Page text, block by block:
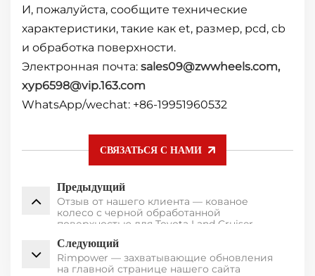
И, пожалуйста, сообщите технические
характеристики, такие как et, размер, pcd, cb
и обработка поверхности.
Электронная почта: sales09@zwwheels.com,
xyp6598@vip.163.com
WhatsApp/wechat: +86-19951960532
СВЯЗАТЬСЯ С НАМИ
Предыдущий
Отзыв от нашего клиента — кованое
колесо с черной обработанной
поверхностью для Toyota Land Cruiser
Следующий
Rimpower — захватывающие обновления
на главной странице нашего сайта